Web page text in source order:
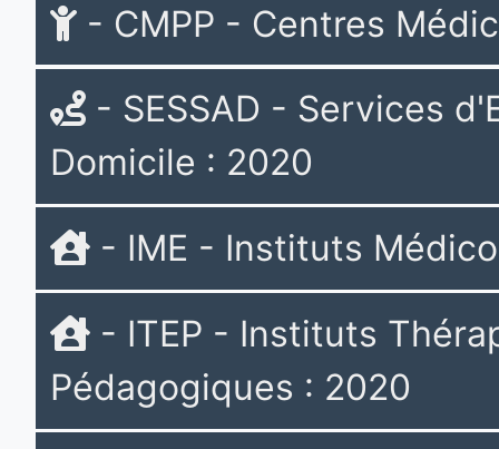
- CMPP - Centres
- SESSAD - Services
Domicile : 2020
- IME - Instituts
- ITEP - Instituts
Pédagogiques : 2020